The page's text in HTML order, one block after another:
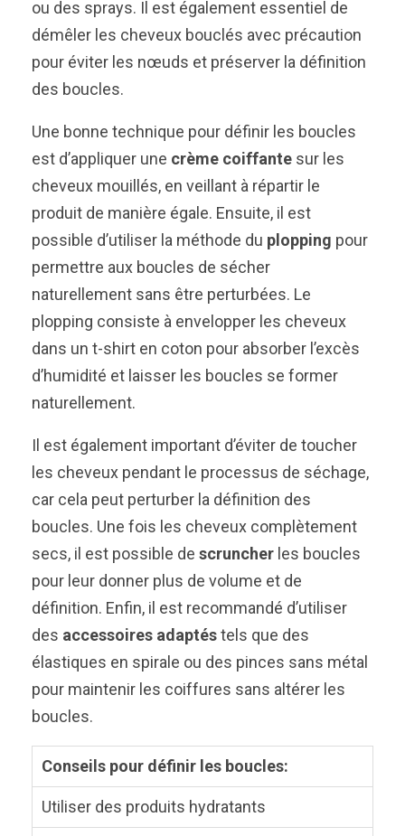
ou des sprays. Il est également essentiel de
démêler les cheveux bouclés avec précaution
pour éviter les nœuds et préserver la définition
des boucles.
Une bonne technique pour définir les boucles
est d’appliquer une crème coiffante sur les
cheveux mouillés, en veillant à répartir le
produit de manière égale. Ensuite, il est
possible d’utiliser la méthode du plopping pour
permettre aux boucles de sécher
naturellement sans être perturbées. Le
plopping consiste à envelopper les cheveux
dans un t-shirt en coton pour absorber l’excès
d’humidité et laisser les boucles se former
naturellement.
Il est également important d’éviter de toucher
les cheveux pendant le processus de séchage,
car cela peut perturber la définition des
boucles. Une fois les cheveux complètement
secs, il est possible de scruncher les boucles
pour leur donner plus de volume et de
définition. Enfin, il est recommandé d’utiliser
des accessoires adaptéstels que des
élastiques en spirale ou des pinces sans métal
pour maintenir les coiffures sans altérer les
boucles.
Conseils pour définir les boucles:
Utiliser des produits hydratants